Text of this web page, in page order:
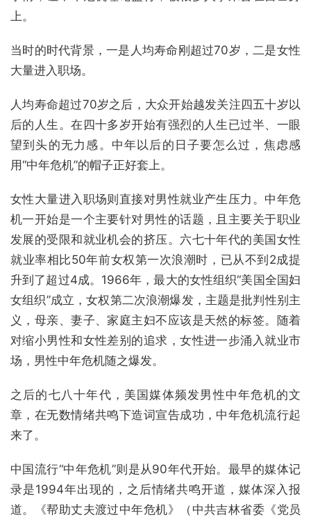
上。
当时的时代背景，一是人均寿命刚超过70岁，二是女性
大量进入职场。
人均寿命超过70岁之后，大众开始越发关注四五十岁以
后的人生。在四十多岁开始有强烈的人生已过半、一眼
望到头的无力感。中年以后的日子要怎么过，焦虑感
用“中年危机”的帽子正好套上。
女性大量进入职场则直接对男性就业产生压力。中年危
机一开始是一个主要针对男性的话题，且主要关于职业
发展的受限和就业机会的挤压。六七十年代的美国女性
就业率相比50年前女权第一次浪潮时，已从不到2成提
升到了超过4成。1966年，最大的女性组织“美国全国妇
女组织”成立，女权第二次浪潮爆发，主题是批判性别主
义，母亲、妻子、家庭主妇不应该是天然的标签。随着
对缩小男性和女性差别的追求，女性进一步涌入就业市
场，男性中年危机随之爆发。
之后的七八十年代，美国媒体频发男性中年危机的文
章，在无数情绪共鸣下造词宣告成功，中年危机流行起
来了。
中国流行“中年危机”则是从90年代开始。最早的媒体记
录是1994年出现的，之后情绪共鸣开道，媒体深入报
道。《帮助丈夫渡过中年危机》（中共吉林省委《党员